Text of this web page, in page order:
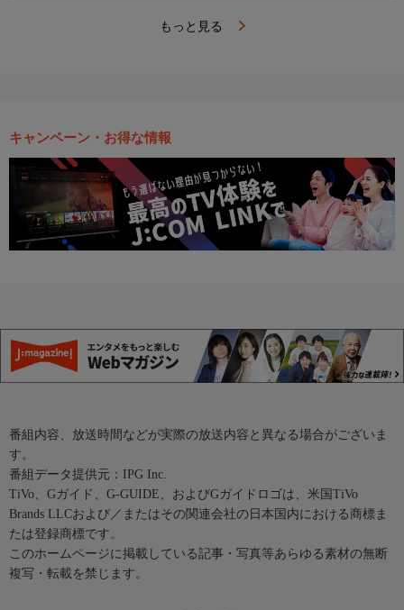
もっと見る
キャンペーン・お得な情報
番組内容、放送時間などが実際の放送内容と異なる場合がございま
す。
番組データ提供元：IPG Inc.
TiVo、Gガイド、G-GUIDE、およびGガイドロゴは、米国TiVo
Brands LLCおよび／またはその関連会社の日本国内における商標ま
たは登録商標です。
このホームページに掲載している記事・写真等あらゆる素材の無断
複写・転載を禁じます。